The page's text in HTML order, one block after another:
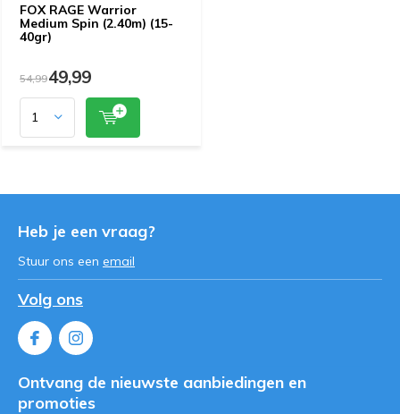
FOX RAGE Warrior
Medium Spin (2.40m) (15-
40gr)
54,9949,99
Heb je een vraag?
Stuur ons een email
Volg ons
Ontvang de nieuwste aanbiedingen en
promoties